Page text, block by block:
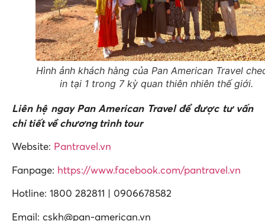
Hình ảnh khách hàng của Pan American Travel
in tại 1 trong 7 kỳ quan thiên nhiên thế giới.
Liên hệ ngay Pan American Travel để được tư vấn
chi tiết về chương trình tour
Website: Pantravel.vn
Fanpage: https://www.facebook.com/pantravel.vn
Hotline: 1800 282811 | 0906678582
Email: cskh@pan-american.vn